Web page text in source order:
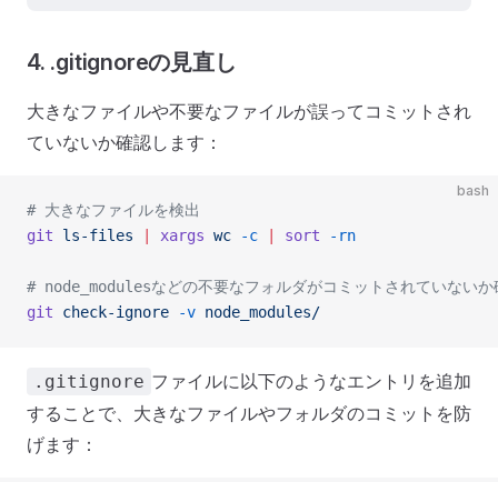
4. .gitignoreの見直し
大きなファイルや不要なファイルが誤ってコミットされ
ていないか確認します：
bash
# 大きなファイルを検出
git ls-files xargs wc -c sort -rn
# node_modulesなどの不要なフォルダがコミットされていないか
git check-ignore -v node_modules/
.gitignore ファイルに以下のようなエントリを追加
することで、大きなファイルやフォルダのコミットを防
げます：